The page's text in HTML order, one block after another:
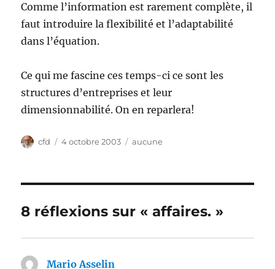
Comme l’information est rarement complète, il
faut introduire la flexibilité et l’adaptabilité
dans l’équation.
Ce qui me fascine ces temps-ci ce sont les
structures d’entreprises et leur
dimensionnabilité. On en reparlera!
Auteur
cfd
Publié
4 octobre 2003 Catégories
aucune
8 réflexions sur « affaires. »
Mario Asselin